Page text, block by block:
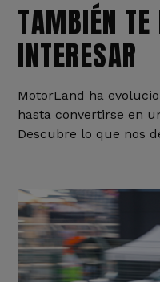
TAMBIÉN TE
INTERESAR
MotorLand ha
hasta convertirse en
Descubre lo que nos